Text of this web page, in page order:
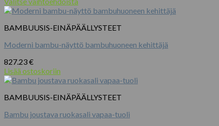
-
Tällä
on
muunnelma.
tehdä
valinnat
tuotteen
sivulla.
BAMBUUSIS-EINÄPÄÄLLYSTEET
Moderni bambu-näyttö bambuhuoneen kehittäjä
827.23€
Lisää ostoskoriin
BAMBUUSIS-EINÄPÄÄLLYSTEET
Bambu joustava ruokasali vapaa-tuoli